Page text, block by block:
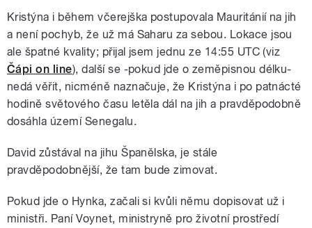
Kristýna i během včerejška postupovala Mauritánií na jih
a není pochyb, že už má Saharu za sebou. Lokace jsou
ale špatné kvality; přijal jsem jednu ze 14:55 UTC (viz
Čápi on line), další se -pokud jde o zeměpisnou délku-
nedá věřit, nicméně naznačuje, že Kristýna i po patnácté
hodině světového času letěla dál na jih a pravděpodobně
dosáhla území Senegalu.
David zůstával na jihu Španělska, je stále
pravděpodobnější, že tam bude zimovat.
Pokud jde o Hynka, začali si kvůli němu dopisovat už i
ministři. Paní Voynet, ministryně pro životní prostředí